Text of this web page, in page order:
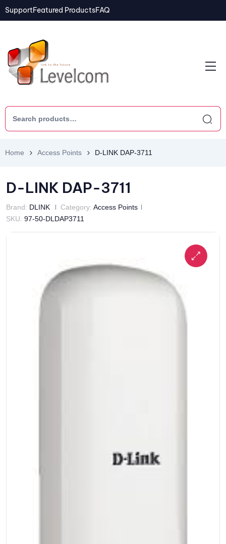
SupportFeatured ProductsFAQ
Home Access Points D-LINK DAP-3711
D-LINK DAP-3711
Brand: DLINK Category: Access Points
SKU: 97-50-DLDAP3711